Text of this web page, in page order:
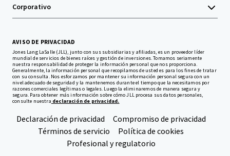
Corporativo
AVISO DE PRIVACIDAD
Jones Lang LaSalle (JLL), junto con sus subsidiarias y afiliadas, es un proveedor líder
mundial de servicios de bienes raíces y gestión de inversiones. Tomamos seriamente
nuestra responsabilidad de proteger la información personal que nos proporciona.
Generalmente, la información personal que recopilamos de usted es para los fines de tratar
con su consulta. Nos esforzamos por mantener su información personal segura con un
nivel adecuado de seguridad y la mantenemos durante el tiempo que la necesitamos por
razones comerciales legítimas o legales. Luego la eliminaremos de manera segura y
segura. Para obtener más información sobre cómo JLL procesa sus datos personales,
consulte nuestra declaración de privacidad.
Declaración de privacidad
Compromiso de privacidad
Términos de servicio
Política de cookies
Profesional y regulatorio